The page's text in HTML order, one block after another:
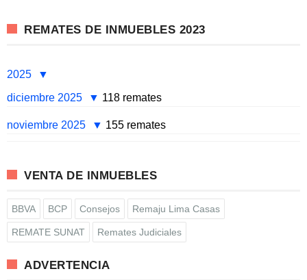
REMATES DE INMUEBLES 2023
2025
diciembre 2025
118 remates
noviembre 2025 155 remates
VENTA DE INMUEBLES
BBVA BCP Consejos Remaju Lima Casas
REMATE SUNAT Remates Judiciales
ADVERTENCIA